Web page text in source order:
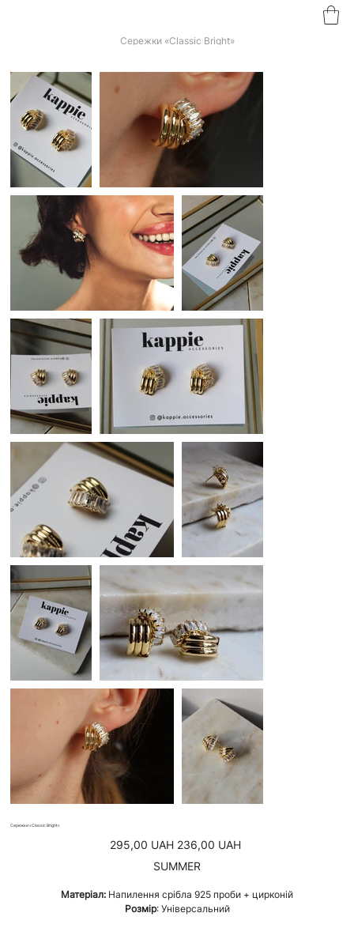
Сережки «Classic Bright»
Сережки «Classic Bright»
Звичайна
ціна
295,00 UAH Ціна
зі
236,00 UAH
SUMMER
Матеріал: Напилення срібла 925 проби + цирконій
Розмір: Універсальний